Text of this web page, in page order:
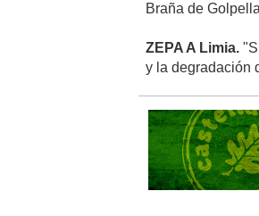
Braña de
ZEPA A Limia.
y la degradación